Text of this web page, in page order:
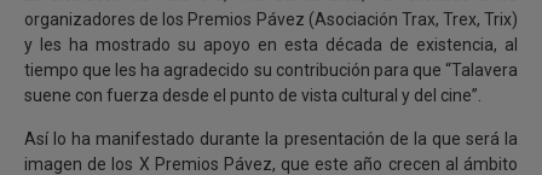
organizadores de los Premios Pávez (Asociación Trax, Trex, Trix)
y les ha mostrado su apoyo en esta década de existencia, al
tiempo que les ha agradecido su contribución para que “Talavera
suene con fuerza desde el punto de vista cultural y del cine”.
Así lo ha manifestado durante la presentación de la que será la
imagen de los X Premios Pávez, que este año crecen al ámbito